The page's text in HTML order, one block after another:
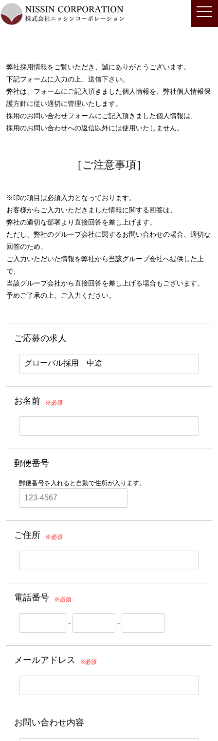
弊社採用情報をご覧いただき、誠にありがとうございます。
下記フォームに入力の上、送信下さい。
弊社は、フォームにご記入頂きました個人情報を、弊社個人情報保
護方針に従い適切に管理いたします。
採用のお問い合わせフォームにご記入頂きました個人情報は、
採用のお問い合わせへの返信以外には使用いたしません。
［ご注意事項］
※印の項目は必須入力となっております。
お客様からご入力いただきました情報に関する回答は、
弊社の適切な部署より直接回答を差し上げます。
ただし、弊社のグループ会社に関するお問い合わせの場合、適切な
回答のため、
ご入力いただいた情報を弊社から当該グループ会社へ提供した上
で、
当該グループ会社から直接回答を差し上げる場合もございます。
予めご了承の上、ご入力ください。
ご応募の求人
お名前 ※必須
郵便番号
郵便番号を入れると自動で住所が入ります。
ご住所 ※必須
電話番号 ※必須
- -
メールアドレス ※必須
お問い合わせ内容